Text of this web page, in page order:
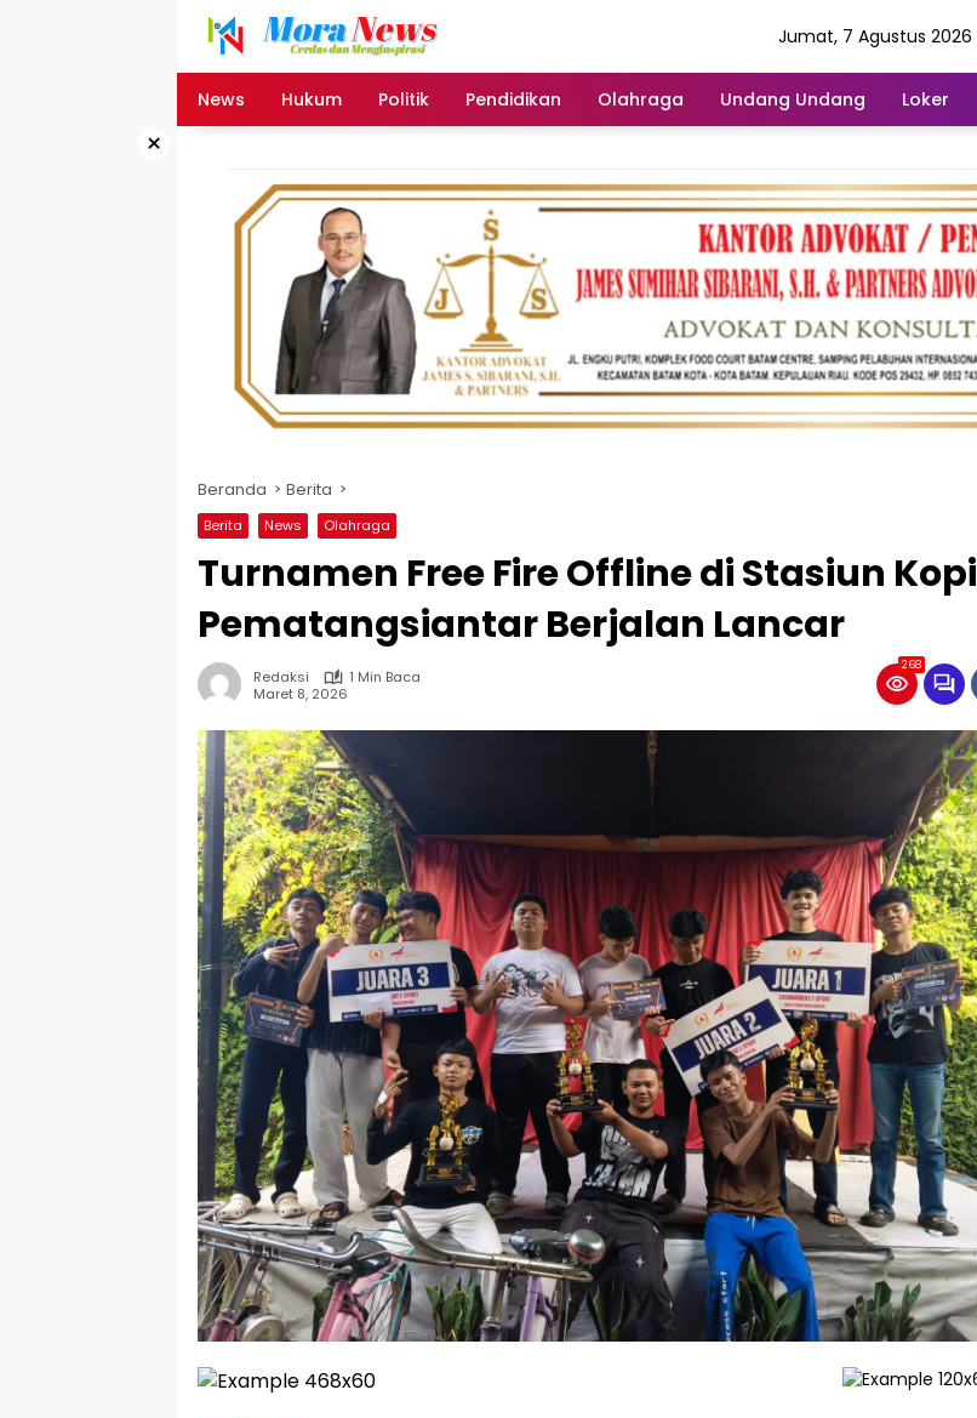
Jumat, 7 Agustus 2026
News Hukum Politik Pendidikan Olahraga Undang Undang Loker
×
Beranda Berita
Berita News Olahraga
Turnamen Free Fire Offline di Stasiun Kopi
Pematangsiantar Berjalan Lancar
Redaksi
1 Min Baca
Maret 8, 2026
268